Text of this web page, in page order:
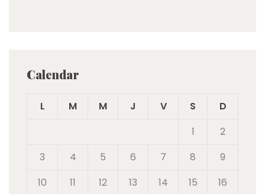
Calendar
L M M J V S
D
1
2
3
4 5 6 7 8
9
10
11 12 13 14 15
16